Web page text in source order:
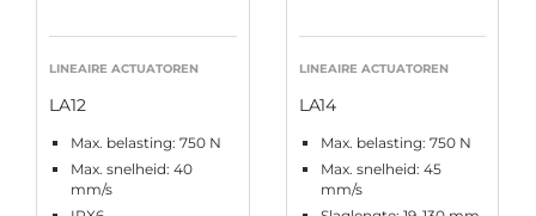
LINEAIRE ACTUATOREN
LA12
Max. belasting: 750 N
Max. snelheid: 40
mm/s
LINEAIRE ACTUATOREN
LA14
Max. belasting: 750 N
Max. snelheid: 45
mm/s